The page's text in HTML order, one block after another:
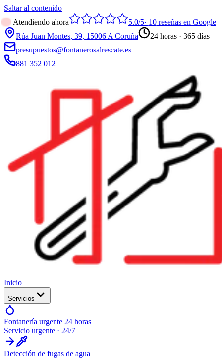
Saltar al contenido
Atendiendo ahora
5.0/5· 10reseñas en Google
Rúa Juan Montes, 39, 15006 A Coruña
24 horas · 365 días
presupuestos@fontanerosalrescate.es
881 352 012
Inicio
Servicios
Fontanería urgente 24 horas
Servicio urgente · 24/7
Detección de fugas de agua